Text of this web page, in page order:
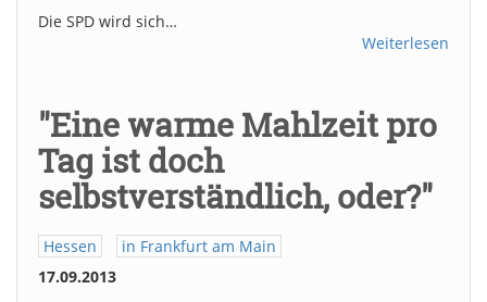
Die SPD wird sich…
Weiterlesen
"Eine warme Mahlzeit pro
Tag ist doch
selbstverständlich, oder?"
Hessen
in Frankfurt am Main
17.09.2013